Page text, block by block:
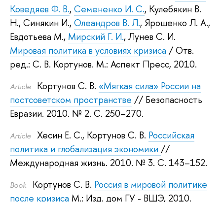
Коведяев Ф. В., Семененко И. С., Кулебякин В.
Н., Синякин И., Олеандров В. Л., Ярошенко Л. А.,
Евдотьева М., Мирский Г. И., Лунев С. И.
Мировая политика в условиях кризиса / Отв.
ред.: С. В. Кортунов. М.: Аспект Пресс, 2010.
Article Кортунов С. В. «Мягкая сила» России на
постсоветском пространстве // Безопасность
Евразии. 2010. № 2. С. 250–270.
Article Хесин Е. С., Кортунов С. В. Российская
политика и глобализация экономики //
Международная жизнь. 2010. № 3. С. 143–152.
Book Кортунов С. В. Россия в мировой политике
после кризиса М.: Изд. дом ГУ - ВШЭ, 2010.